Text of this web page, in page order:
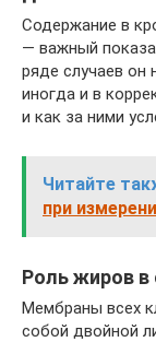
Содержание в
— важный
ряде случаев он
иногда и в
и как за ними
Читайте
при
Роль жиров в
Мембраны всех
собой двойной